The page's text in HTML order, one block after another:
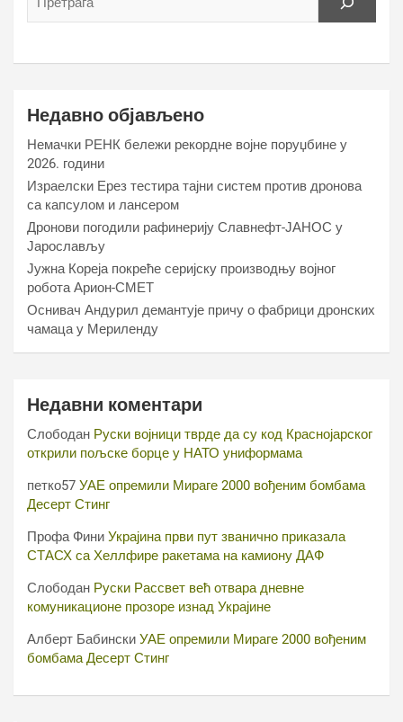
Недавно објављено
Немачки РЕНК бележи рекордне војне поруџбине у
2026. години
Израелски Ерез тестира тајни систем против дронова
са капсулом и лансером
Дронови погодили рафинерију Славнефт-ЈАНОС у
Јарослављу
Јужна Кореја покреће серијску производњу војног
робота Арион-СМЕТ
Оснивач Андурил демантује причу о фабрици дронских
чамаца у Мериленду
Недавни коментари
Слободан Руски војници тврде да су код Краснојарског
открили пољске борце у НАТО униформама
петко57 УАЕ опремили Мираге 2000 вођеним бомбама
Десерт Стинг
Профа Фини Украјина први пут званично приказала
СТАСХ са Хеллфире ракетама на камиону ДАФ
Слободан Руски Рассвет већ отвара дневне
комуникационе прозоре изнад Украјине
Алберт Бабински УАЕ опремили Мираге 2000 вођеним
бомбама Десерт Стинг